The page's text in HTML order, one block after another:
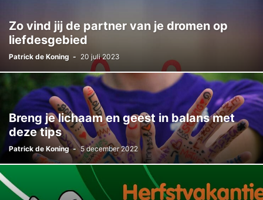
Zo vind jij de partner van je dromen op
liefdesgebied
Patrick de Koning - 20 juli 2023
Breng je lichaam en geest in balans met
deze tips
Patrick de Koning - 5 december 2022